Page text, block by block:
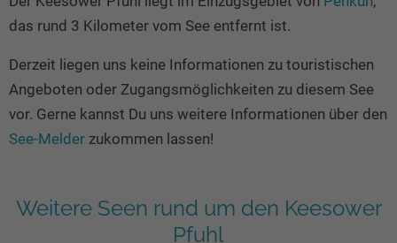
Glamping
Seen in Europa
Österreich
Schweiz
Frankreich
Niederlande
alle Länder…
das rund 3 Kilometer vom See entfernt ist.
Derzeit liegen uns keine Informationen zu touristischen
Angeboten oder Zugangsmöglichkeiten zu diesem See
vor. Gerne kannst Du uns weitere Informationen über den
See-Melder zukommen lassen!
Weitere Seen rund um den Keesower
Pfuhl